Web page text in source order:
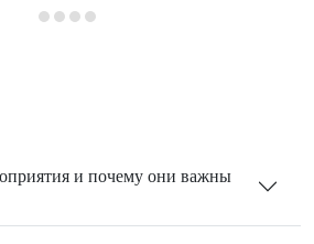
и почему они важны